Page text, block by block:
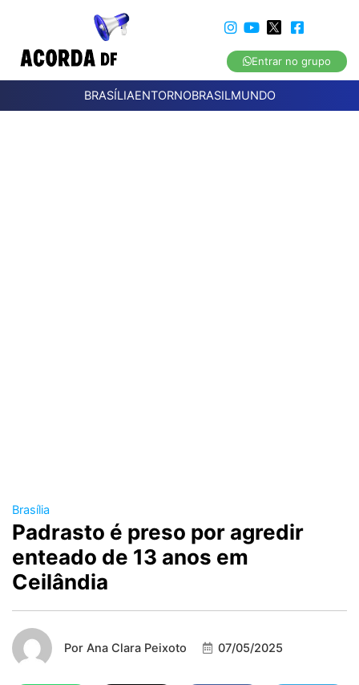
Entrar no grupo
BRASÍLIAENTORNOBRASILMUNDO
Brasília
Padrasto é preso por agredir
enteado de 13 anos em
Ceilândia
Por Ana Clara Peixoto 07/05/2025